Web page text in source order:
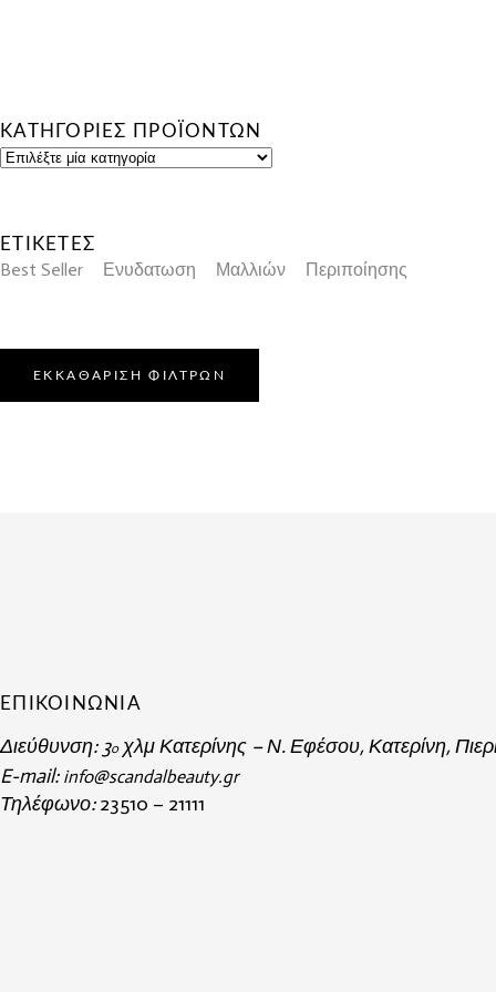
ΚΑΤΗΓΟΡΙΕΣ ΠΡΟΪΟΝΤΩΝ
ΕΤΙΚΕΤΕΣ
Best Seller Ενυδατωση Μαλλιών Περιποίησης
ΕΚΚΑΘΑΡΙΣΗ ΦΙΛΤΡΩΝ
ΕΠΙΚΟΙΝΩΝΙΑ
Διεύθυνση: 3oχλμ Κατερίνης – Ν. Εφέσου, Κατερίνη,
E-mail: info@scandalbeauty.gr
Τηλέφωνο:23510 – 21111